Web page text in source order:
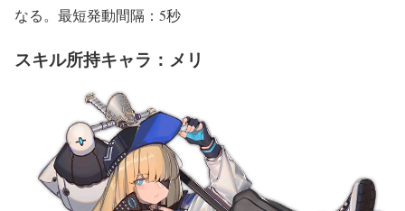
なる。最短発動間隔：5秒
スキル所持キャラ：メリ